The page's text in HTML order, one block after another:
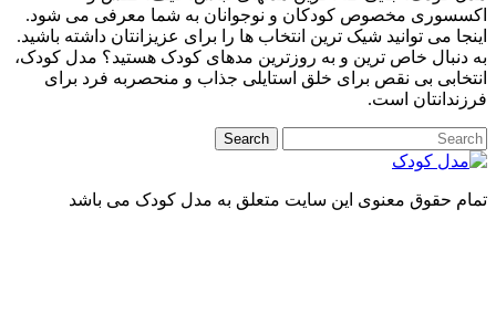
مخصوص کودکان و نوجوانان به شما معرفی می شود.
می توانید شیک ترین انتخاب ها را برای عزیزانتان داشته باشید.
خاص ترین و به روزترین مدهای کودک هستید؟ مدل کودک،
بی نقص برای خلق استایلی جذاب و منحصربه فرد برای
است.
حقوق معنوی این سایت متعلق به مدل کودک می باشد